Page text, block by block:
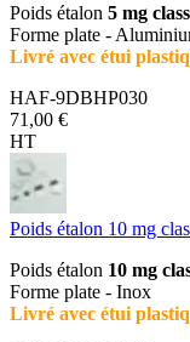
Poids étalon 5 mg
Forme plate -
Livré avec étui
HAF-9DBHP030
71,00 €
HT
Poids étalon 10 mg
Poids étalon 10 mg
Forme plate - Inox
Livré avec étui